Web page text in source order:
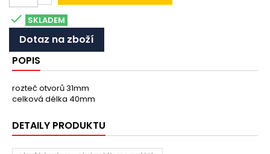
 SKLADEM
Dotaz na zboží
POPIS
rozteč otvorů 31mm
celková délka 40mm
DETAILY PRODUKTU